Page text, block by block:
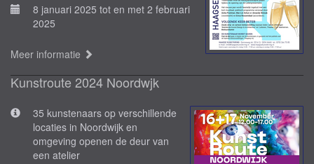
8 januari 2025 tot en met 2 februari
2025
Meer informatie
Kunstroute 2024 Noordwjk
35 kunstenaars op verschillende
locaties in Noordwijk en
omgeving openen de deur van
een atelier